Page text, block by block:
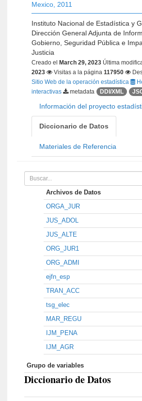
Mexico 2011
Instituto Nacional de Estadística y
Dirección General Adjunta de
Gobierno, Seguridad Pública e
Justicia
Creado el March 29, 2023 Última
2023
Visitas a la página 117950
Sitio Web de la operación estadística
interactivas
metadata DDI/XML
Información del proyecto
Diccionario de Datos
Materiales de Referencia
Archivos de Datos
ORGA_JUR
JUS_ADOL
JUS_ALTE
ORG_JUR1
ORG_ADMI
ejfn_esp
TRAN_ACC
tsg_elec
MAR_REGU
IJM_PENA
IJM_AGR
Grupo de variables
Diccionario de Datos